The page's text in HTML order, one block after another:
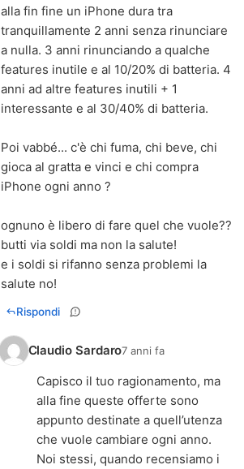
alla fin fine un iPhone dura tra
tranquillamente 2 anni senza rinunciare
a nulla. 3 anni rinunciando a qualche
features inutile e al 10/20% di batteria. 4
anni ad altre features inutili + 1
interessante e al 30/40% di batteria.
Poi vabbé... c'è chi fuma, chi beve, chi
gioca al gratta e vinci e chi compra
iPhone ogni anno ?
ognuno è libero di fare quel che vuole??
butti via soldi ma non la salute!
e i soldi si rifanno senza problemi la
salute no!
Rispondi
Claudio Sardaro7 anni fa
Capisco il tuo ragionamento, ma
alla fine queste offerte sono
appunto destinate a quell’utenza
che vuole cambiare ogni anno.
Noi stessi, quando recensiamo i